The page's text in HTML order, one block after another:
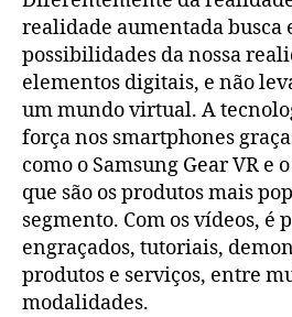
realidade aumentada busca
possibilidades da nossa
elementos digitais, e não
um mundo virtual. A
força nos smartphones
como o Samsung Gear VR e
que são os produtos mais
segmento. Com os vídeos, é
engraçados, tutoriais,
produtos e serviços, entre
modalidades.